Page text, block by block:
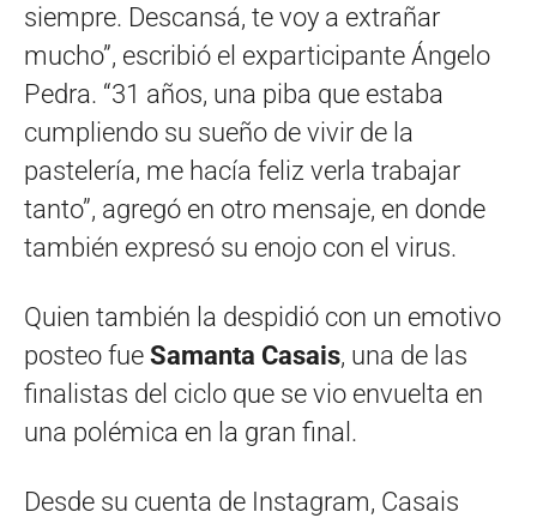
siempre. Descansá, te voy a extrañar
mucho”, escribió el exparticipante Ángelo
Pedra. “31 años, una piba que estaba
cumpliendo su sueño de vivir de la
pastelería, me hacía feliz verla trabajar
tanto”, agregó en otro mensaje, en donde
también expresó su enojo con el virus.
Quien también la despidió con un emotivo
posteo fue Samanta Casais, una de las
finalistas del ciclo que se vio envuelta en
una polémica en la gran final.
Desde su cuenta de Instagram, Casais